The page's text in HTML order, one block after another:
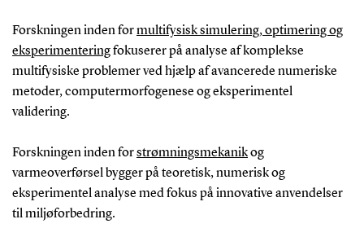
Forskningen inden formultifysisk simulering, optimering og
eksperimenteringfokuserer på analyse af komplekse
multifysiske problemer ved hjælp af avancerede numeriske
metoder, computermorfogenese og eksperimentel
validering.
Forskningen inden forstrømningsmekanikog
varmeoverførsel bygger på teoretisk, numerisk og
eksperimentel analyse med fokus på innovative anvendelser
til miljøforbedring.